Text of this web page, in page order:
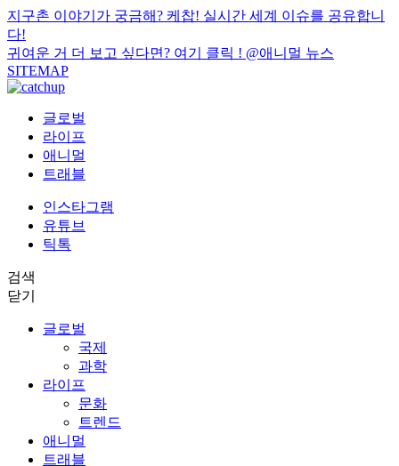
지구촌 이야기가 궁금해? 케찹! 실시간 세계 이슈를 공유합니
다!
귀여운 거 더 보고 싶다면? 여기 클릭 ! @애니멀 뉴스
SITEMAP
글로벌
라이프
애니멀
트래블
인스타그램
유튜브
틱톡
검색
닫기
글로벌
국제
과학
라이프
문화
트렌드
애니멀
트래블